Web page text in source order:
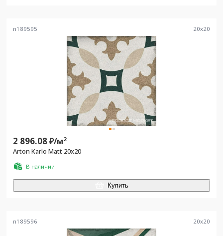
n189595 20x20
2 896.08₽/м2
Arton Karlo Matt 20x20
В наличии
Купить
n189596 20x20